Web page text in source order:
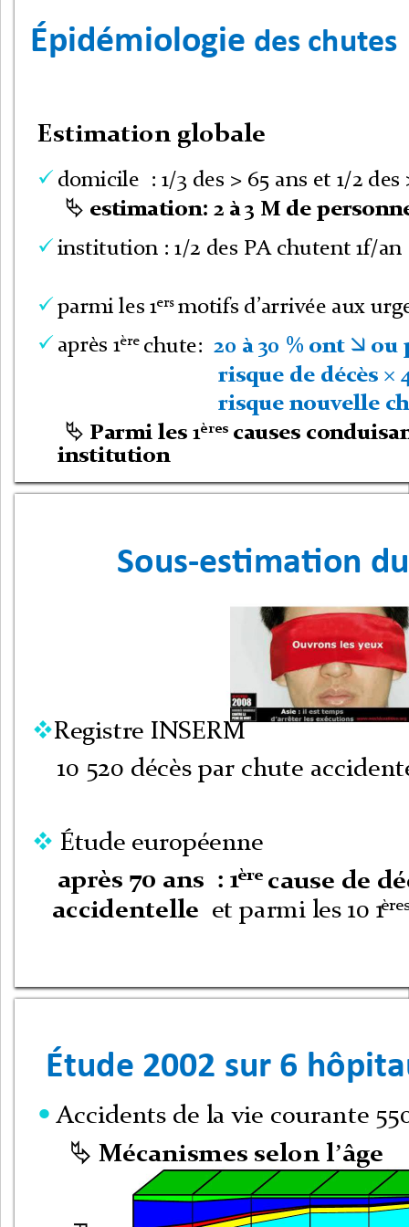
Épidémiologie des chutes
Estimation globale
 domicile  : 1/3 des > 65 ans et 1/2 des
 estimation: 2 à 3 M de
 institution : 1/2 des PA chutent 1f/an
 parmi les 1ers motifs d’arrivée aux
 après 1ère chute: 20 à 30 % ont  ou
risque de décès 
risque nouvelle
 Parmi les 1ères causes
institution
Sous-estimation
Registre INSERM
10 520 décès par chute
 Étude européenne
après 70 ans  : 1ère cause de
accidentelle et parmi les 10 1
Étude 2002 sur 6
 Accidents de la vie courante
 Mécanismes selon l’âge